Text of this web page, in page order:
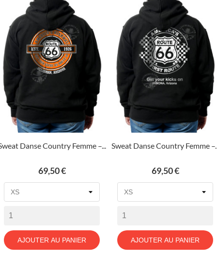
Danse Country Femme –...
Prix
69,50 €
AJOUTER AU PANIER
Sweat Danse Country Femme
Prix
69,50 €
AJOUTER AU PANIER